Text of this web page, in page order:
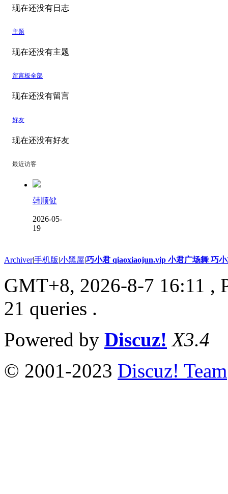
现在还没有日志
主题
现在还没有主题
留言板全部
现在还没有留言
好友
现在还没有好友
最近访客
韩顺健
2026-05-
19
Archiver|手机版|小黑屋|巧小君 qiaoxiaojun.vip 小君广场舞 巧
GMT+8, 2026-8-7 16:11 ,
21 queries .
Powered by Discuz! X3.4
© 2001-2023 Discuz! Team